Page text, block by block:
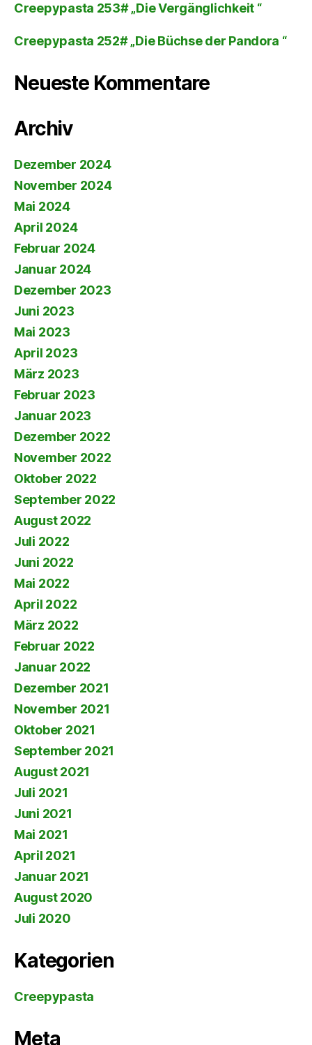
Creepypasta 253# „Die Vergänglichkeit “
Creepypasta 252# „Die Büchse der Pandora “
Neueste Kommentare
Archiv
Dezember 2024
November 2024
Mai 2024
April 2024
Februar 2024
Januar 2024
Dezember 2023
Juni 2023
Mai 2023
April 2023
März 2023
Februar 2023
Januar 2023
Dezember 2022
November 2022
Oktober 2022
September 2022
August 2022
Juli 2022
Juni 2022
Mai 2022
April 2022
März 2022
Februar 2022
Januar 2022
Dezember 2021
November 2021
Oktober 2021
September 2021
August 2021
Juli 2021
Juni 2021
Mai 2021
April 2021
Januar 2021
August 2020
Juli 2020
Kategorien
Creepypasta
Meta